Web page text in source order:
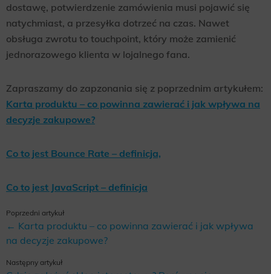
dostawę, potwierdzenie zamówienia musi pojawić się
natychmiast, a przesyłka dotrzeć na czas. Nawet
obsługa zwrotu to touchpoint, który może zamienić
jednorazowego klienta w lojalnego fana.
Zapraszamy do zapzonania się z poprzednim artykułem:
Karta produktu – co powinna zawierać i jak wpływa na
decyzje zakupowe?
Co to jest Bounce Rate – definicja,
Co to jest JavaScript – definicja
Poprzedni artykuł
← Karta produktu – co powinna zawierać i jak wpływa
na decyzje zakupowe?
Następny artykuł